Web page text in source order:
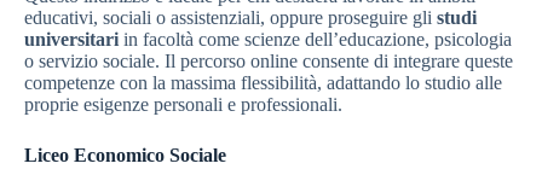
educativi, sociali o assistenziali, oppure proseguire gli studi
universitari in facoltà come scienze dell’educazione, psicologia
o servizio sociale. Il percorso online consente di integrare queste
competenze con la massima flessibilità, adattando lo studio alle
proprie esigenze personali e professionali.
Liceo Economico Sociale